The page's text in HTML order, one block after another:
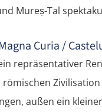
Mureș-Tal
Curia /
repräsentativer
außen ein